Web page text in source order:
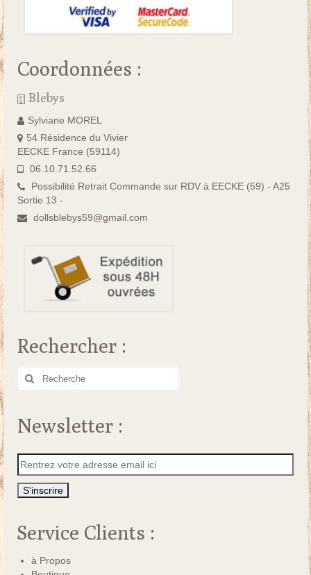
Coordonnées :
Blebys
Sylviane MOREL
54 Résidence du Vivier
EECKE France (59114)
06.10.71.52.66
Possibilité Retrait Commande sur RDV à EECKE (59) - A25
Sortie 13 -
dollsblebys59@gmail.com
Rechercher :
Rechercher
Newsletter :
Service Clients :
à Propos